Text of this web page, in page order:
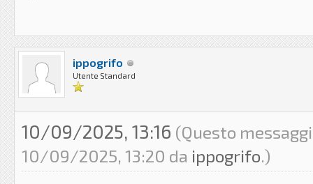
ippogrifo
Utente Standard
10/09/2025, 13:16 (Questo
10/09/2025, 13:20 da ippogrifo.)